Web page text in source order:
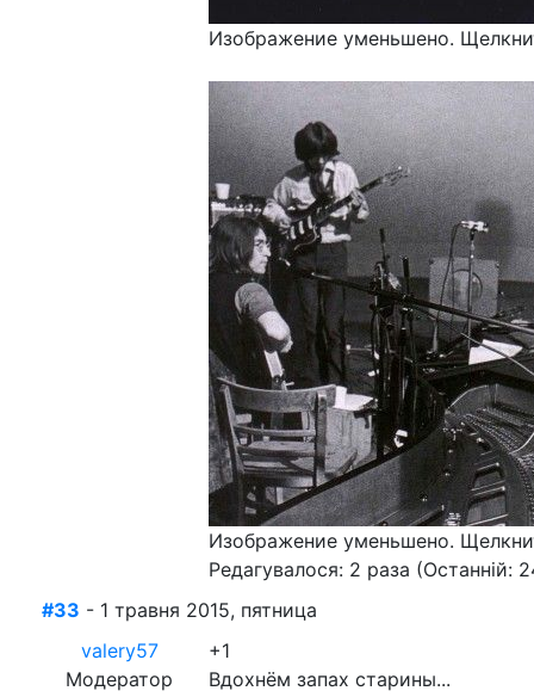
Изображение уменьшено.
Изображение уменьшено.
Редагувалося: 2 раза (Останній:
#33 - 1 травня 2015, пятница
valery57
Модератор
+1
Вдохнём запах старины...